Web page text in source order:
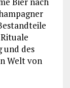
und des
Welt von